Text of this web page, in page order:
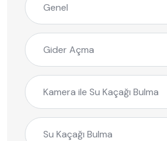
Genel
Gider Açma
Kamera ile Su Kaçağı Bulma
Su Kaçağı Bulma